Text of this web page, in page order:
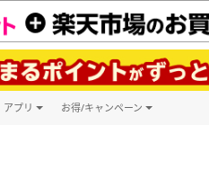
アプリ お得/キャンペーン